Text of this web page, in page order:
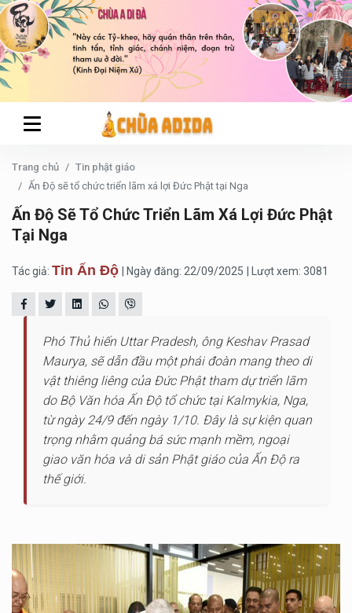
Trang chủ
Tin phật giáo
Ấn Độ sẽ tổ chức triển lãm xá lợi Đức Phật tại Nga
Ấn Độ Sẽ Tổ Chức Triển Lãm Xá Lợi Đức Phật
Tại Nga
Tác giả: Tin Ấn Độ | Ngày đăng: 22/09/2025 | Lượt xem: 3081
Phó Thủ hiến Uttar Pradesh, ông Keshav Prasad
Maurya, sẽ dẫn đầu một phái đoàn mang theo di
vật thiêng liêng của Đức Phật tham dự triển lãm
do Bộ Văn hóa Ấn Độ tổ chức tại Kalmykia, Nga,
từ ngày 24/9 đến ngày 1/10. Đây là sự kiện quan
trọng nhằm quảng bá sức mạnh mềm, ngoại
giao văn hóa và di sản Phật giáo của Ấn Độ ra
thế giới.